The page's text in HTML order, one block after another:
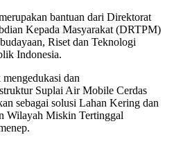
bantuan dari Direktorat
Kepada Masyarakat (DRTPM)
Riset dan Teknologi
Indonesia.
dan
Suplai Air Mobile Cerdas
sebagai solusi Lahan Kering dan
Wilayah Miskin Tertinggal